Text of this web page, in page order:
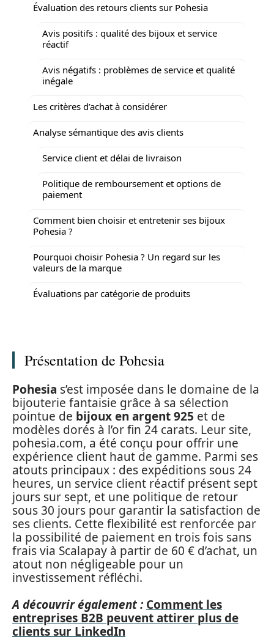
Évaluation des retours clients sur Pohesia
Avis positifs : qualité des bijoux et service
réactif
Avis négatifs : problèmes de service et qualité
inégale
Les critères d’achat à considérer
Analyse sémantique des avis clients
Service client et délai de livraison
Politique de remboursement et options de
paiement
Comment bien choisir et entretenir ses bijoux
Pohesia ?
Pourquoi choisir Pohesia ? Un regard sur les
valeurs de la marque
Évaluations par catégorie de produits
Présentation de Pohesia
Pohesia s’est imposée dans le domaine de la
bijouterie fantaisie grâce à sa sélection
pointue de bijoux en argent 925 et de
modèles dorés à l’or fin 24 carats. Leur site,
pohesia.com, a été conçu pour offrir une
expérience client haut de gamme. Parmi ses
atouts principaux : des expéditions sous 24
heures, un service client réactif présent sept
jours sur sept, et une politique de retour
sous 30 jours pour garantir la satisfaction de
ses clients. Cette flexibilité est renforcée par
la possibilité de paiement en trois fois sans
frais via Scalapay à partir de 60 € d’achat, un
atout non négligeable pour un
investissement réfléchi.
A découvrir également : Comment les
entreprises B2B peuvent attirer plus de
clients sur LinkedIn